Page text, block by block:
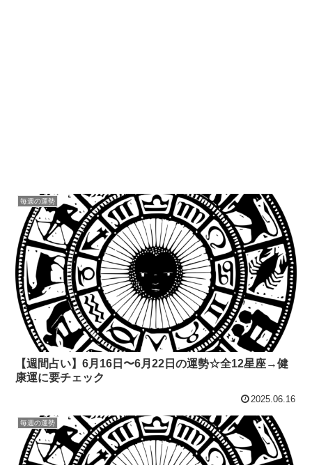
毎週の運勢
【週間占い】6月16日〜6月22日の運勢☆全12星座→健
康運に要チェック
2025.06.16
毎週の運勢